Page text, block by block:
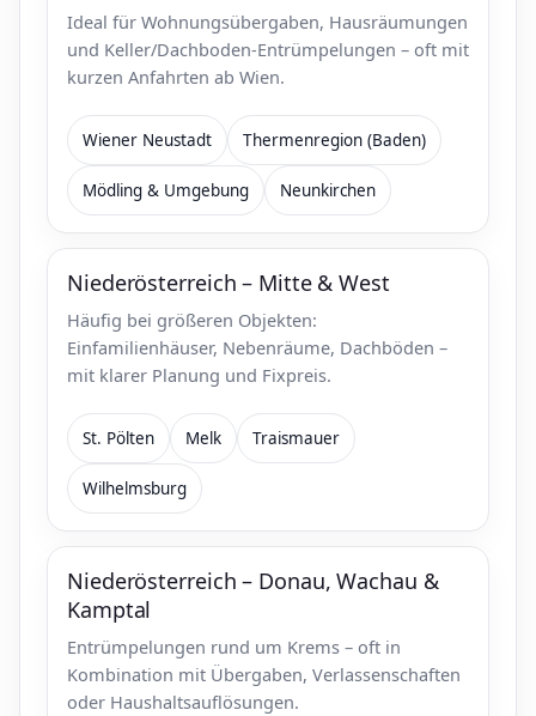
Ideal für Wohnungsübergaben, Hausräumungen
und Keller/Dachboden-Entrümpelungen – oft mit
kurzen Anfahrten ab Wien.
Wiener Neustadt Thermenregion (Baden)
Mödling & Umgebung Neunkirchen
Niederösterreich – Mitte & West
Häufig bei größeren Objekten:
Einfamilienhäuser, Nebenräume, Dachböden –
mit klarer Planung und Fixpreis.
St. Pölten Melk Traismauer
Wilhelmsburg
Niederösterreich – Donau, Wachau &
Kamptal
Entrümpelungen rund um Krems – oft in
Kombination mit Übergaben, Verlassenschaften
oder Haushaltsauflösungen.